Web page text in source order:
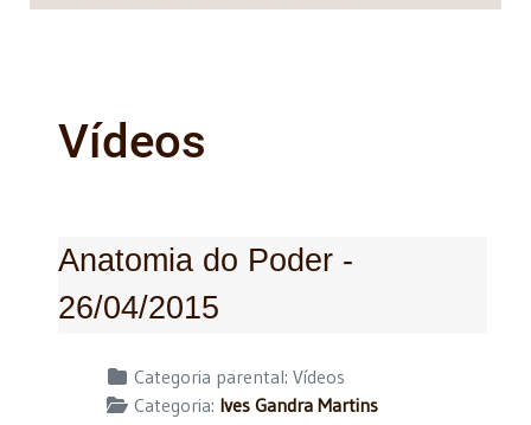
Vídeos
Anatomia do Poder -
26/04/2015
Detalhes Categoria parental: Vídeos
Categoria: Ives Gandra Martins